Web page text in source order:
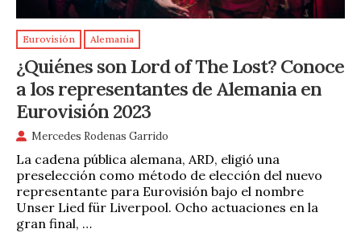
Eurovisión Alemania
¿Quiénes son Lord of The Lost? Conoce
a los representantes de Alemania en
Eurovisión 2023
Mercedes Rodenas Garrido
La cadena pública alemana, ARD, eligió una
preselección como método de elección del nuevo
representante para Eurovisión bajo el nombre
Unser Lied für Liverpool. Ocho actuaciones en la
gran final, …